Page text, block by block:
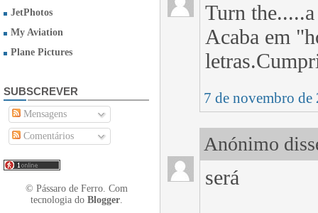
JetPhotos
My Aviation
Plane Pictures
SUBSCREVER
Mensagens
Comentários
© Pássaro de Ferro. Com
tecnologia do Blogger.
Turn
Acaba em
7 de novembro de
Anónimo
será